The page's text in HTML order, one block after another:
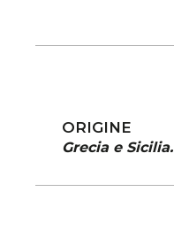
ORIGINE
Grecia e Sicilia.